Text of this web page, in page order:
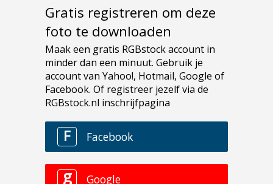
Gratis registreren om deze
foto te downloaden